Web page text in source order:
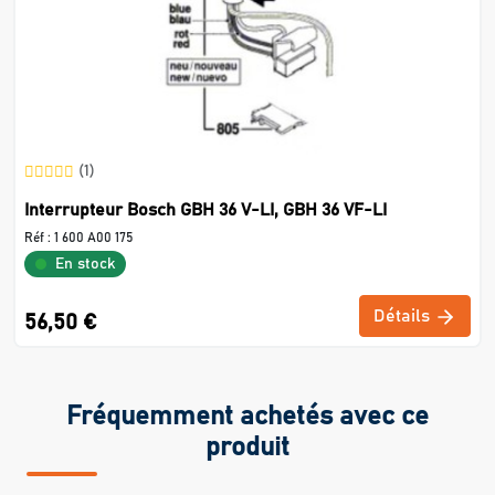
(1)
Interrupteur Bosch GBH 36 V-LI, GBH 36 VF-LI
Réf : 1 600 A00 175
En stock
56,50 € Détails
Fréquemment achetés avec ce
produit